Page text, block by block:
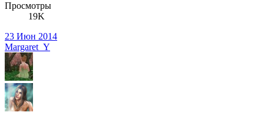
Просмотры
19K
23 Июн 2014
Margaret_Y